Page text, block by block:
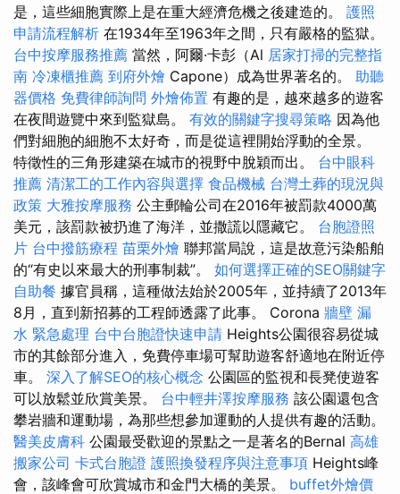
是，這些細胞實際上是在重大經濟危機之後建造的。 護照
申請流程解析 在1934年至1963年之間，只有嚴格的監獄。
台中按摩服務推薦 當然，阿爾·卡彭（Al 居家打掃的完整指
南 冷凍櫃推薦 到府外燴 Capone）成為世界著名的。 助聽
器價格 免費律師詢問 外燴佈置 有趣的是，越來越多的遊客
在夜間遊覽中來到監獄島。 有效的關鍵字搜尋策略 因為他
們對細胞的細胞不太好奇，而是從這裡開始浮動的全景。
特徵性的三角形建築在城市的視野中脫穎而出。 台中眼科
推薦 清潔工的工作內容與選擇 食品機械 台灣土葬的現況與
政策 大雅按摩服務 公主郵輪公司在2016年被罰款4000萬
美元，該罰款被扔進了海洋，並撒謊以隱藏它。 台胞證照
片 台中撥筋療程 苗栗外燴 聯邦當局說，這是故意污染船舶
的“有史以來最大的刑事制裁”。 如何選擇正確的SEO關鍵字
自助餐 據官員稱，這種做法始於2005年，並持續了2013年
8月，直到新招募的工程師透露了此事。 Corona 牆壁 漏
水 緊急處理 台中台胞證快速申請 Heights公園很容易從城
市的其餘部分進入，免費停車場可幫助遊客舒適地在附近停
車。 深入了解SEO的核心概念 公園區的監視和長凳使遊客
可以放鬆並欣賞美景。 台中輕井澤按摩服務 該公園還包含
攀岩牆和運動場，為那些想參加運動的人提供有趣的活動。
醫美皮膚科 公園最受歡迎的景點之一是著名的Bernal 高雄
搬家公司 卡式台胞證 護照換發程序與注意事項 Heights峰
會，該峰會可欣賞城市和金門大橋的美景。 buffet外燴價